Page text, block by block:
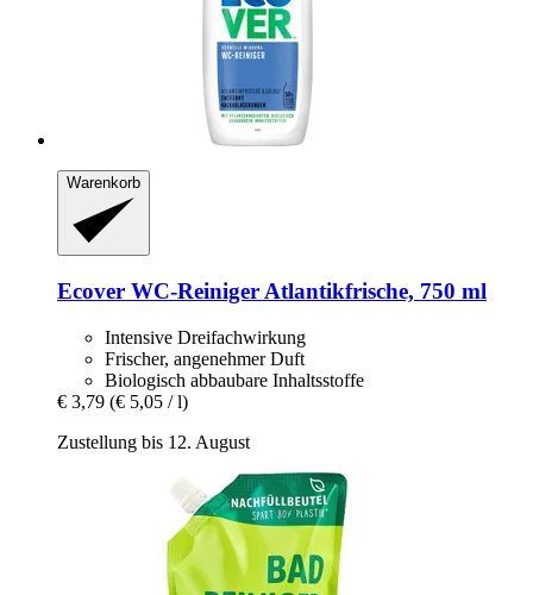
Warenkorb
Ecover WC-​Reiniger Atlantikfrische, 750 ml
Intensive Dreifachwirkung
Frischer, angenehmer Duft
Biologisch abbaubare Inhaltsstoffe
€ 3,79 (€ 5,05 / l)
Zustellung bis 12. August